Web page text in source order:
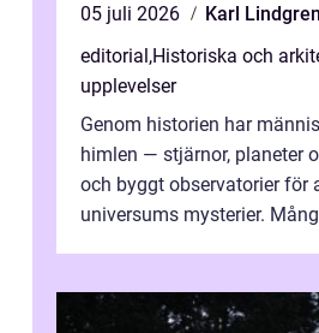
05 juli 2026
Karl Lindgren
editorial,Historiska och
upplevelser
Genom historien har
himlen — stjärnor, planeter
och byggt observatorier för
universums mysterier.